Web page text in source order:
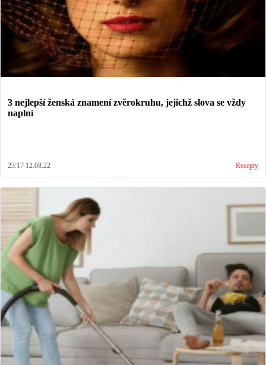
3 nejlepší ženská znamení zvěrokruhu, jejichž slova se vždy
naplní
23:17 12.08.22 Recepty